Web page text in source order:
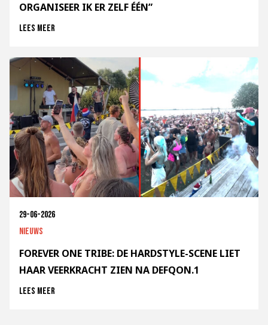
ORGANISEER IK ER ZELF ÉÉN”
Lees meer
29-06-2026
Nieuws
FOREVER ONE TRIBE: DE HARDSTYLE-SCENE LIET
HAAR VEERKRACHT ZIEN NA DEFQON.1
Lees meer